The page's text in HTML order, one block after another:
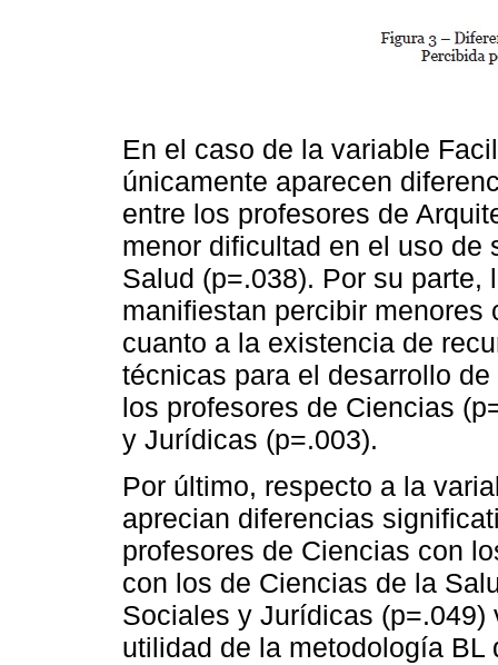
En el caso de la variable
únicamente aparecen
entre los profesores de
menor dificultad en el uso de
Salud (p=.038). Por su parte,
manifiestan percibir
cuanto a la existencia de
técnicas para el desarrollo
los profesores de Ciencias
y Jurídicas (p=.003).
Por último, respecto a la
aprecian diferencias
profesores de Ciencias con
con los de Ciencias de la
Sociales y Jurídicas
utilidad de la metodología BL